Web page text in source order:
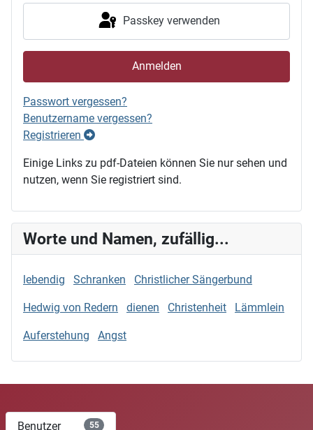
Passkey verwenden
Anmelden
Passwort vergessen?
Benutzername vergessen?
Registrieren
Einige Links zu pdf-Dateien können Sie nur sehen und
nutzen, wenn Sie registriert sind.
Worte und Namen, zufällig...
lebendig Schranken Christlicher Sängerbund
Hedwig von Redern dienen Christenheit Lämmlein
Auferstehung Angst
Benutzer 55